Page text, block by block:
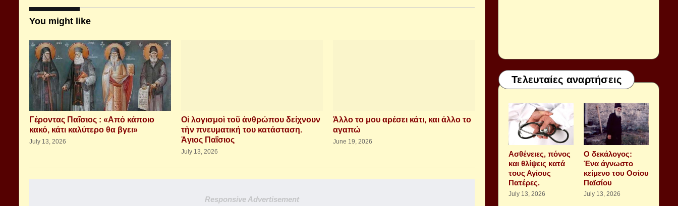
You might like
Γέροντας Παΐσιος : «Από κάποιο
κακό, κάτι καλύτερο θα βγει»
July 13, 2026
Οἱ λογισμοὶ τοῦ ἀνθρώπου δείχνουν
τὴν πνευματική του κατάσταση.
Ἁγιος Παΐσιος
July 13, 2026
Άλλο το μου αρέσει κάτι, και άλλο το
αγαπώ
June 19, 2026
Responsive Advertisement
Τελευταίες αναρτήσεις
Aσθένειες, πόνος
και θλίψεις κατά
τους Αγίους
Πατέρες.
July 13, 2026
Ο δεκάλογος:
Ένα άγνωστο
κείμενο του Οσίου
Παϊσίου
July 13, 2026